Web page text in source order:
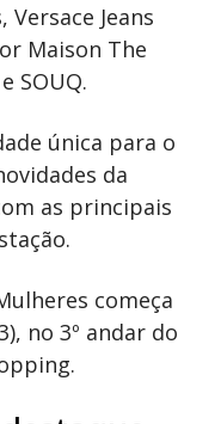
Jeans
Maison The
SOUQ.
única para o
da
as principais
começa
no 3º andar do